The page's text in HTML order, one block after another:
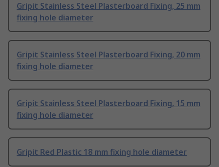
Gripit Stainless Steel Plasterboard Fixing, 25 mm
fixing hole diameter
Gripit Stainless Steel Plasterboard Fixing, 20 mm
fixing hole diameter
Gripit Stainless Steel Plasterboard Fixing, 15 mm
fixing hole diameter
Gripit Red Plastic 18 mm fixing hole diameter